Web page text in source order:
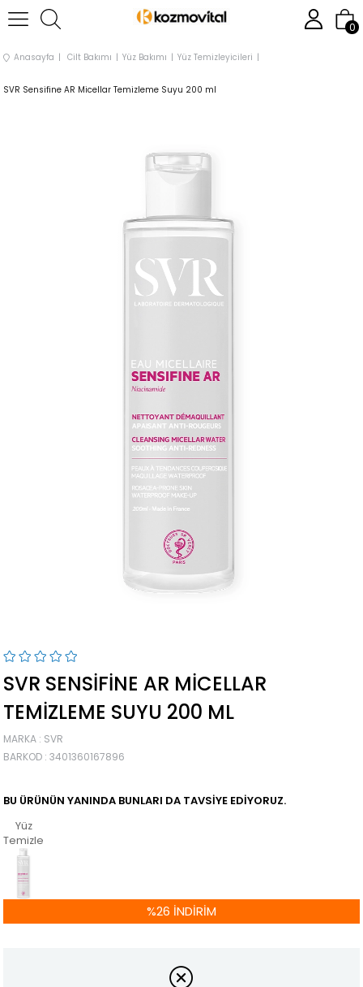
0
Anasayfa Cilt Bakımı Yüz Bakımı Yüz Temizleyicileri
SVR Sensifine AR Micellar Temizleme Suyu 200 ml
SVR SENSIFINE AR MICELLAR
TEMIZLEME SUYU 200 ML
MARKA : SVR
BARKOD : 3401360167896
BU ÜRÜNÜN YANINDA BUNLARI DA TAVSIYE EDIYORUZ.
Yüz
Temizleyicileri
%26 İNDIRIM